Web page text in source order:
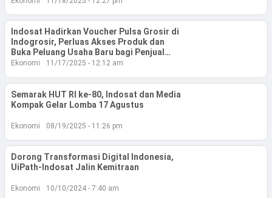
Kesehatan
Lifestyle
Olahraga
Bola
Opini
Indosat Hadirkan Voucher Pulsa Grosir di
Indogrosir, Perluas Akses Produk dan
Buka Peluang Usaha Baru bagi Penjual
Lokal
Ekonomi 11/17/2025 - 12:12 am
Semarak HUT RI ke-80, Indosat dan Media
Kompak Gelar Lomba 17 Agustus
Ekonomi 08/19/2025 - 11:26 pm
Dorong Transformasi Digital Indonesia,
UiPath-Indosat Jalin Kemitraan
Ekonomi 10/10/2024 - 7:40 am